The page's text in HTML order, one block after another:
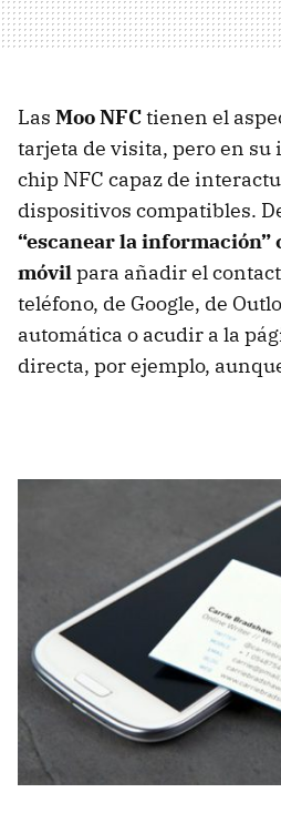
Las MooNFCtienen el
tarjeta de visita, pero en
chip NFC capaz de
dispositivos compatibles.
“escanear la información”
móvilpara añadir el
teléfono, de Google, de
automática o acudir a la
directa, por ejemplo,